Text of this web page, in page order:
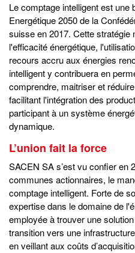
Le comptage intelligent est une
Energétique 2050 de la
suisse en 2017. Cette stratégie
l'efficacité énergétique,
recours accru aux énergies
intelligent y contribuera en
comprendre, maitriser et
facilitant l'intégration des
participant à un système
dynamique.
L’union fait la force
SACEN SA s’est vu confier en
communes actionnaires, le
comptage intelligent. Forte de
expertise dans le domaine de
employée à trouver une
transition vers une
en veillant aux coûts